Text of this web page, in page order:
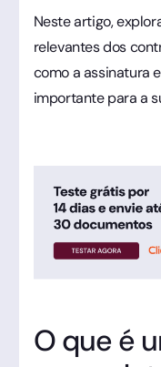
Neste artigo,
relevantes dos
como a assinatura
importante para a
O que é